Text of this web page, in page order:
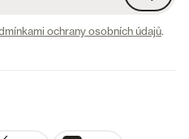
ochrany osobních údajů.